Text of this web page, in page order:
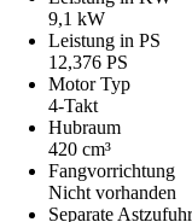
9,1 kW
Leistung in PS
12,376 PS
Motor Typ
4-Takt
Hubraum
420 cm³
Fangvorrichtung
Nicht vorhanden
Separate Astzufuhr